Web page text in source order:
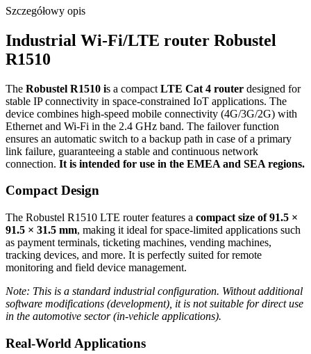
Szczegółowy opis
Industrial Wi-Fi/LTE router Robustel
R1510
The Robustel R1510 is a compact LTE Cat 4 router designed for
stable IP connectivity in space-constrained IoT applications. The
device combines high-speed mobile connectivity (4G/3G/2G) with
Ethernet and Wi-Fi in the 2.4 GHz band. The failover function
ensures an automatic switch to a backup path in case of a primary
link failure, guaranteeing a stable and continuous network
connection. It is intended for use in the EMEA and SEA regions.
Compact Design
The Robustel R1510 LTE routerfeatures a compact size of 91.5 ×
91.5 × 31.5 mm, making it ideal for space-limited applications such
as payment terminals, ticketing machines, vending machines,
tracking devices, and more. It is perfectly suited for remote
monitoring and field device management.
Note: This is a standard industrial configuration. Without additional
software modifications (development), it is not suitable for direct use
in the automotive sector (in-vehicle applications).
Real-World Applications